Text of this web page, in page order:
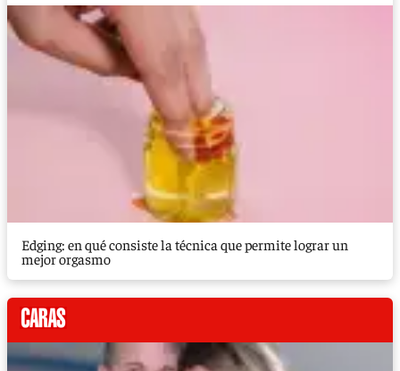
Edging: en qué consiste la técnica que permite lograr un
mejor orgasmo